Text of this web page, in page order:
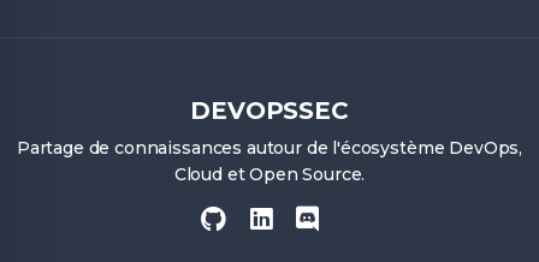
DEVOPSSEC
Partage de connaissances autour de l'écosystème DevOps,
Cloud et Open Source.